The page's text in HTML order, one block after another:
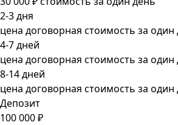
2-3 дня
цена договорная стоимость за один
4-7 дней
цена договорная стоимость за один
8-14 дней
цена договорная стоимость за один
Депозит
100 000 ₽